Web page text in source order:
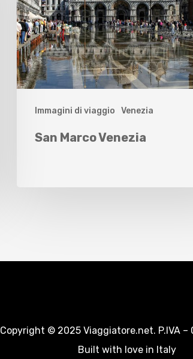
Immagini di viaggio Venezia
San Marco Venezia
Copyright © 2025 Viaggiatore.net. P.IVA –
Built with love in Italy